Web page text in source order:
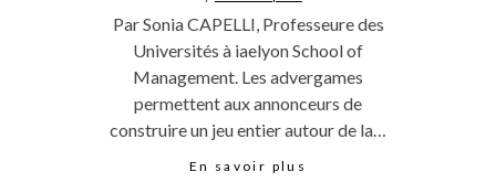
Par Sonia CAPELLI, Professeure des
Universités à iaelyon School of
Management. Les advergames
permettent aux annonceurs de
construire un jeu entier autour de la…
En savoir plus